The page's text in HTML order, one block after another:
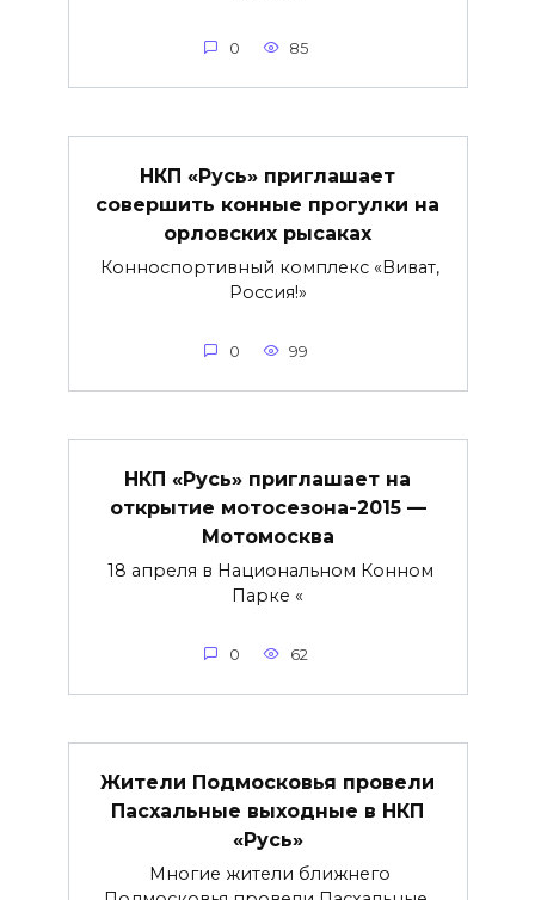
0 85
НКП «Русь» приглашает
совершить конные прогулки на
орловских рысаках
Конноспортивный комплекс «Виват,
Россия!»
0 99
НКП «Русь» приглашает на
открытие мотосезона-2015 —
Мотомосква
18 апреля в Национальном Конном
Парке «
0 62
Жители Подмосковья провели
Пасхальные выходные в НКП
«Русь»
Многие жители ближнего